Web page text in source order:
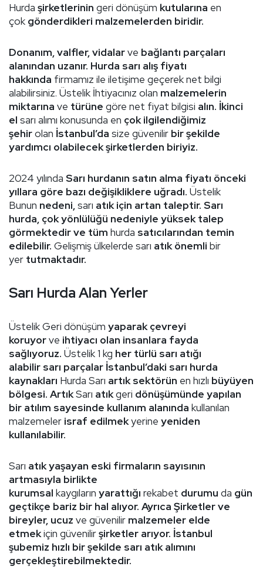
Hurda şirketlerinin geri dönüşüm kutularına en
çok gönderdikleri malzemelerden biridir.
Donanım, valfler, vidalarve bağlantı parçaları
alanından uzanır. Hurda sarı alış fiyatı
hakkında firmamız ile iletişime geçerek net bilgi
alabilirsiniz. Üstelik İhtiyacınız olan malzemelerin
miktarına ve türüne göre net fiyat bilgisi alın. İkinci
el sarı alımı konusunda en çok ilgilendiğimiz
şehirolan İstanbul’da size güvenilir bir şekilde
yardımcı olabilecek şirketlerden biriyiz.
2024 yılında Sarı hurdanın satın alma fiyatı önceki
yıllara göre bazı değişikliklere uğradı. Üstelik
Bunun nedeni,sarı atık için artan taleptir. Sarı
hurda, çok yönlülüğü nedeniyle yüksek talep
görmektedir ve tüm hurda satıcılarından temin
edilebilir. Gelişmiş ülkelerde sarı atık önemli bir
yer tutmaktadır.
Sarı Hurda Alan Yerler
Üstelik Geri dönüşüm yaparak çevreyi
koruyorve ihtiyacı olan insanlara fayda
sağlıyoruz. Üstelik 1 kg her türlü sarı atığı
alabilir sarı parçalar İstanbul’daki sarı hurda
kaynakları Hurda Sarı artık sektörün en hızlı büyüyen
bölgesi. ArtıkSarı atıkgeri dönüşümünde yapılan
bir atılım sayesinde kullanım alanında kullanılan
malzemeler israf edilmekyerine yeniden
kullanılabilir.
Sarı atık yaşayan eski firmaların sayısının
artmasıyla birlikte
kurumsal kaygıların yarattığı rekabet durumu da gün
geçtikçe bariz bir hal alıyor. Ayrıca Şirketler ve
bireyler, ucuz ve güvenilir malzemeler elde
etmekiçin güvenilirşirketler arıyor. İstanbul
şubemiz hızlı bir şekilde sarı atık alımını
gerçekleştirebilmektedir.